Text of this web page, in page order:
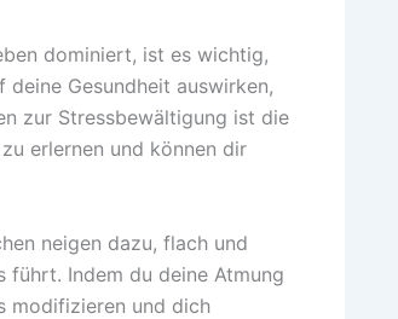
dominiert, ist es wichtig,
Gesundheit auswirken,
zur Stressbewältigung ist die
erlernen und können dir
neigen dazu, flach und
führt. Indem du deine Atmung
modifizieren und dich